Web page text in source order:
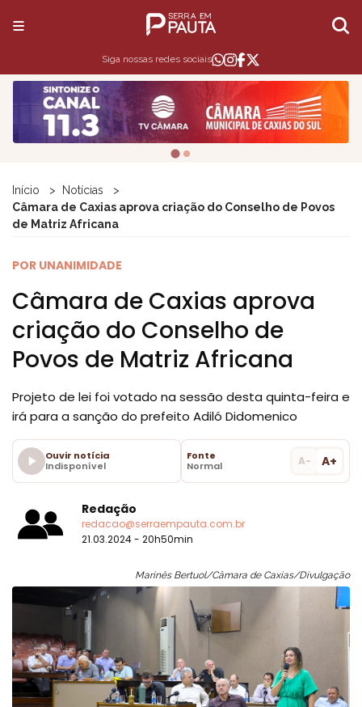
Siga nossas redes sociais
Início
Notícias
Câmara de Caxias aprova criação do Conselho de Povos
de Matriz Africana
POR UNANIMIDADE
Câmara de Caxias aprova
criação do Conselho de
Povos de Matriz Africana
Projeto de lei foi votado na sessão desta quinta-feira e
irá para a sanção do prefeito Adiló Didomenico
Ouvir notícia
Indisponível
Fonte
Normal
A- A+
Redação
redacao@serraempauta.com.br
21.03.2024 - 20h50min
Marinês Bertuol/Câmara de Caxias/Divulgação